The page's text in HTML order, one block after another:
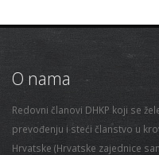
O nama
Redovni članovi DHKP koji se
prevođenju i steći članstvo u
Hrvatske (Hrvatske zajednice